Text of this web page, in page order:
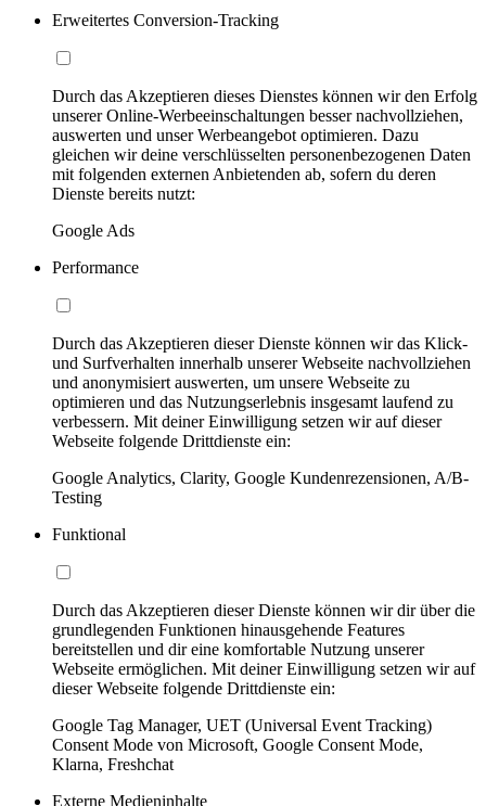
Erweitertes Conversion-Tracking
Durch das Akzeptieren dieses Dienstes können wir den Erfolg
unserer Online-Werbeeinschaltungen besser nachvollziehen,
auswerten und unser Werbeangebot optimieren. Dazu
gleichen wir deine verschlüsselten personenbezogenen Daten
mit folgenden externen Anbietenden ab, sofern du deren
Dienste bereits nutzt:
Google Ads
Performance
Durch das Akzeptieren dieser Dienste können wir das Klick-
und Surfverhalten innerhalb unserer Webseite nachvollziehen
und anonymisiert auswerten, um unsere Webseite zu
optimieren und das Nutzungserlebnis insgesamt laufend zu
verbessern. Mit deiner Einwilligung setzen wir auf dieser
Webseite folgende Drittdienste ein:
Google Analytics, Clarity, Google Kundenrezensionen, A/B-
Testing
Funktional
Durch das Akzeptieren dieser Dienste können wir dir über die
grundlegenden Funktionen hinausgehende Features
bereitstellen und dir eine komfortable Nutzung unserer
Webseite ermöglichen. Mit deiner Einwilligung setzen wir auf
dieser Webseite folgende Drittdienste ein:
Google Tag Manager, UET (Universal Event Tracking)
Consent Mode von Microsoft, Google Consent Mode,
Klarna, Freshchat
Externe Medieninhalte